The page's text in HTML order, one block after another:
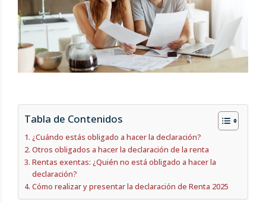
Tabla de Contenidos
¿Cuándo estás obligado a hacer la declaración?
Otros obligados a hacer la declaración de la renta
Rentas exentas: ¿Quién no está obligado a hacer la
declaración?
Cómo realizar y presentar la declaración de Renta 2025